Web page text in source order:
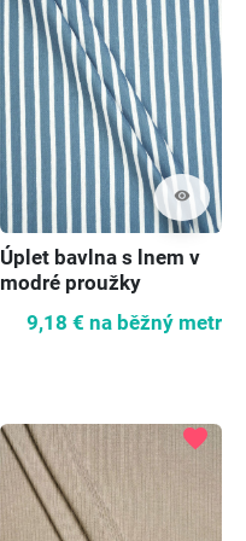
visibility
Úplet bavlna s lnem v
modré proužky
9,18 € na běžný metr
favorite